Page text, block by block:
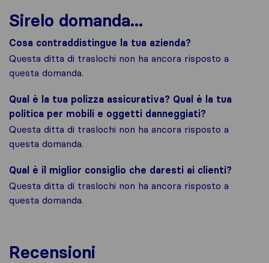
Sirelo domanda...
Cosa contraddistingue la tua azienda?
Questa ditta di traslochi non ha ancora risposto a
questa domanda.
Qual è la tua polizza assicurativa? Qual è la tua
politica per mobili e oggetti danneggiati?
Questa ditta di traslochi non ha ancora risposto a
questa domanda.
Qual è il miglior consiglio che daresti ai clienti?
Questa ditta di traslochi non ha ancora risposto a
questa domanda.
Recensioni